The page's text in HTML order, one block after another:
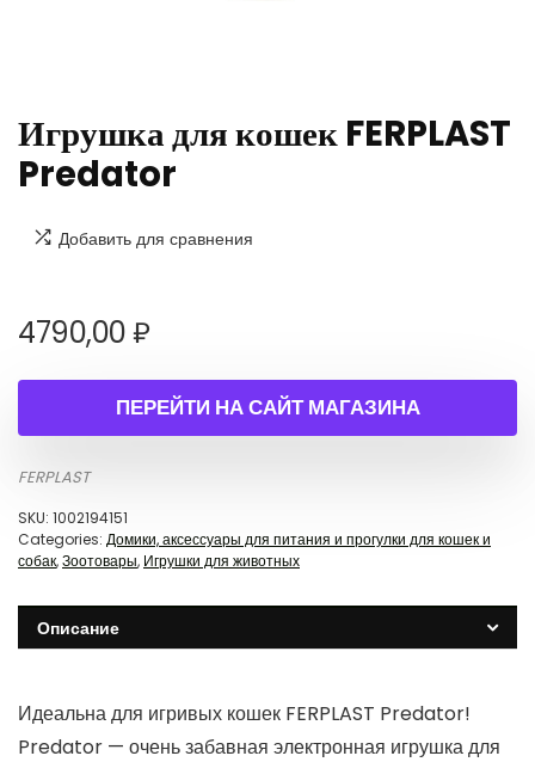
Игрушка для кошек FERPLAST
Predator
Добавить для сравнения
4790,00₽
ПЕРЕЙТИ НА САЙТ МАГАЗИНА
FERPLAST
SKU: 1002194151
Categories: Домики, аксессуары для питания и прогулки для кошек и
собак,Зоотовары, Игрушки для животных
Описание
Идеальна для игривых кошек FERPLAST Predator!
Predator — очень забавная электронная игрушка для